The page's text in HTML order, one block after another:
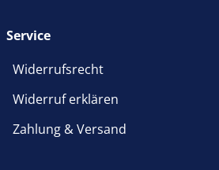
Service
Widerrufsrecht
Widerruf erklären
Zahlung & Versand